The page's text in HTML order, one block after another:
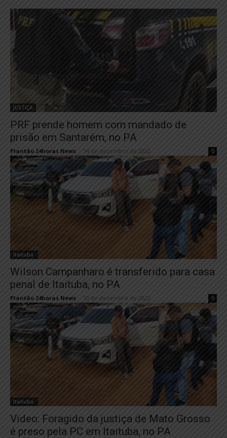
JUSTIÇA
PRF prende homem com mandado de
prisão em Santarém, no PA
Plantão 24horas News 14 de dezembro de 2022 0
Itaituba
Wilson Campanharo é transferido para casa
penal de Itaituba, no PA
Plantão 24horas News 10 de dezembro de 2022 0
Itaituba
Video: Foragido da justiça de Mato Grosso
é preso pela PC em Itaituba, no PA